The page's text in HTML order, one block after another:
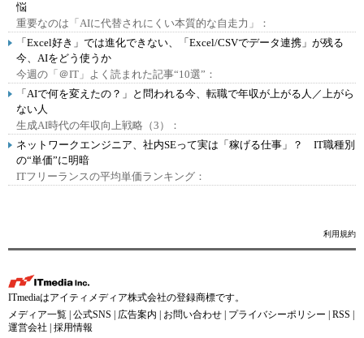
悩
重要なのは「AIに代替されにくい本質的な自走力」：
「Excel好き」では進化できない、「Excel/CSVでデータ連携」が残る
今、AIをどう使うか
今週の「＠IT」よく読まれた記事“10選”：
「AIで何を変えたの？」と問われる今、転職で年収が上がる人／上がら
ない人
生成AI時代の年収向上戦略（3）：
ネットワークエンジニア、社内SEって実は「稼げる仕事」？ IT職種別
の“単価”に明暗
ITフリーランスの平均単価ランキング：
利用規約
ITmediaはアイティメディア株式会社の登録商標です。
メディア一覧 公式SNS 広告案内 お問い合わせ プライバシーポリシー RSS
運営会社
採用情報